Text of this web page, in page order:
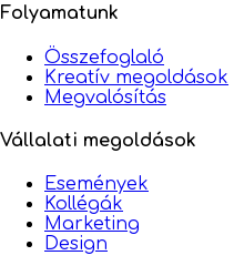
Folyamatunk
Összefoglaló
Kreatív megoldások
Megvalósítás
Vállalati megoldások
Események
Kollégák
Marketing
Design